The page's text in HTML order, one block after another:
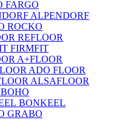
FARGO
ALPENDORF
ROCKO
REFLOOR
FIRMFIT
A+FLOOR
ADO FLOOR
ALSAFLOOR
BOHO
BONKEEL
GRABO